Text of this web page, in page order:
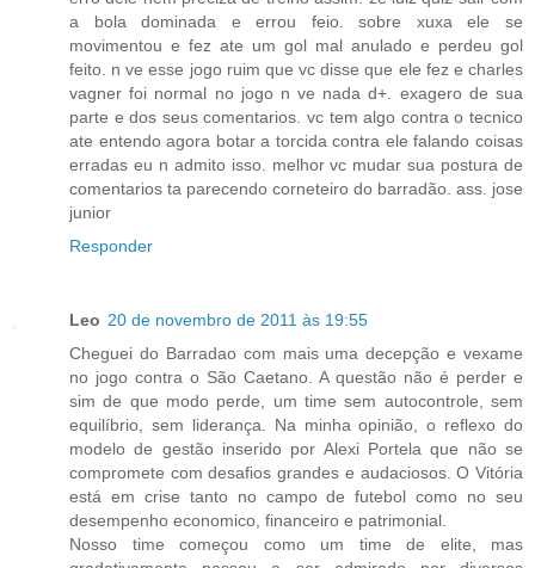
a bola dominada e errou feio. sobre xuxa ele se
movimentou e fez ate um gol mal anulado e perdeu gol
feito. n ve esse jogo ruim que vc disse que ele fez e charles
vagner foi normal no jogo n ve nada d+. exagero de sua
parte e dos seus comentarios. vc tem algo contra o tecnico
ate entendo agora botar a torcida contra ele falando coisas
erradas eu n admito isso. melhor vc mudar sua postura de
comentarios ta parecendo corneteiro do barradão. ass. jose
junior
Responder
Leo 20 de novembro de 2011 às 19:55
Cheguei do Barradao com mais uma decepção e vexame
no jogo contra o São Caetano. A questão não é perder e
sim de que modo perde, um time sem autocontrole, sem
equilíbrio, sem liderança. Na minha opinião, o reflexo do
modelo de gestão inserido por Alexi Portela que não se
compromete com desafios grandes e audaciosos. O Vitória
está em crise tanto no campo de futebol como no seu
desempenho economico, financeiro e patrimonial.
Nosso time começou como um time de elite, mas